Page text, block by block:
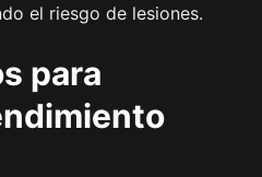
el riesgo de lesiones.
para